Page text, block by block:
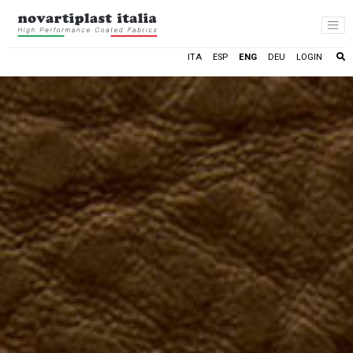
ITA ESP ENG DEU LOGIN